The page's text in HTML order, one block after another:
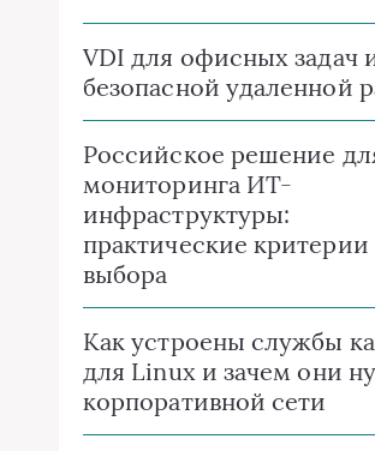
VDI для офисных задач
безопасной удаленной
Российское решение
мониторинга ИТ-
инфраструктуры:
практические критерии
выбора
Как устроены службы
для Linux и зачем они
корпоративной сети